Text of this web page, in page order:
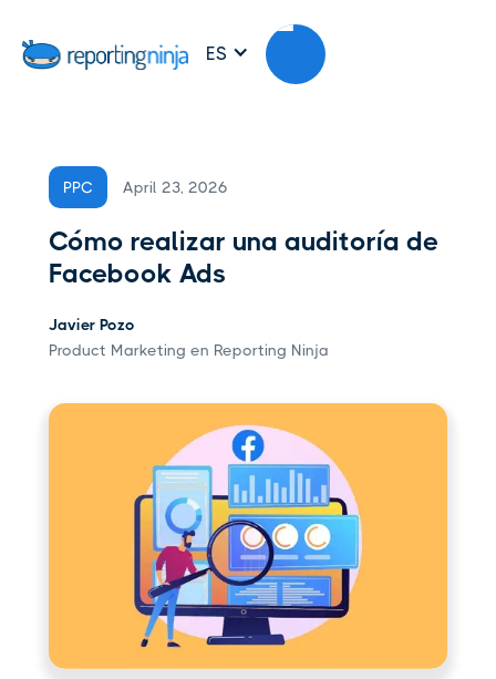
ES
PPC April 23, 2026
Cómo realizar una auditoría de
Facebook Ads
Javier Pozo
Product Marketing en Reporting Ninja